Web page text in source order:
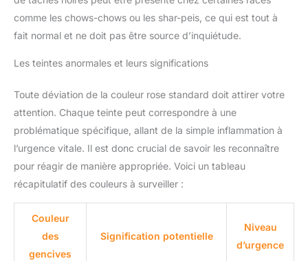
comme les chows-chows ou les shar-peis, ce qui est tout à
fait normal et ne doit pas être source d’inquiétude.
Les teintes anormales et leurs significations
Toute déviation de la couleur rose standard doit attirer votre
attention. Chaque teinte peut correspondre à une
problématique spécifique, allant de la simple inflammation à
l’urgence vitale. Il est donc crucial de savoir les reconnaître
pour réagir de manière appropriée. Voici un tableau
récapitulatif des couleurs à surveiller :
Couleur
des
gencives
Signification potentielle
Niveau
d’urgence